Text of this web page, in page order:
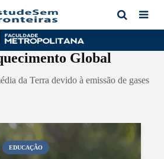
Global
da Terra devido à emissão de gases
EDUCAÇÃO